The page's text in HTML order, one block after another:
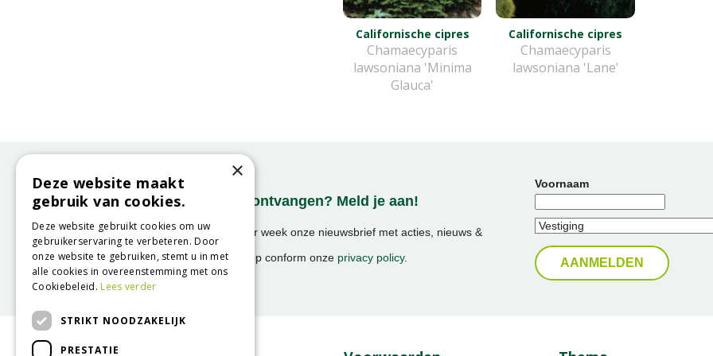
Californische cipres
Chamaecyparis
lawsoniana 'Minima
Glauca'
Californische cipres
Chamaecyparis
lawsoniana 'Lane'
Onze nieuwsbrief ontvangen? Meld je aan!
Ontvang ongeveer 1x per week onze nieuwsbrief met acties, nieuws &
activiteiten!
We slaan uw gegevens op conform onze privacy policy.
Voornaam
×
Deze website maakt
gebruik van cookies.
Deze website gebruikt cookies om uw
gebruikerservaring te verbeteren. Door
onze website te gebruiken, stemt u in met
alle cookies in overeenstemming met ons
Cookiebeleid.Lees verder
STRIKT NOODZAKELIJK
PRESTATIE